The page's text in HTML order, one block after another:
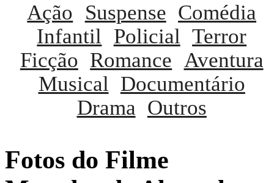
Ação Suspense Comédia
Infantil
Policial Terror
Ficção Romance Aventura
Musical
Documentário
Drama Outros
Fotos do Filme